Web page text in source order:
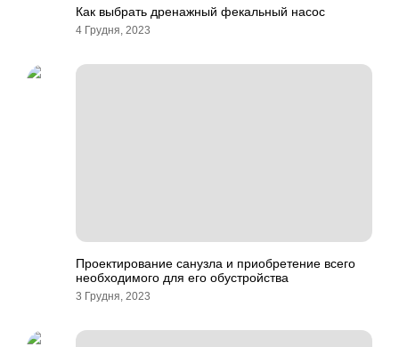
Как выбрать дренажный фекальный насос
4 Грудня, 2023
Проектирование санузла и приобретение всего
необходимого для его обустройства
3 Грудня, 2023